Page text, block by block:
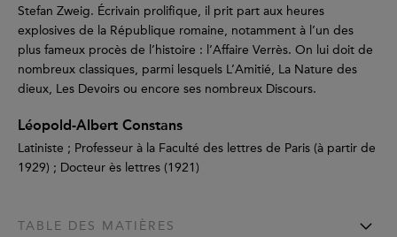
Stefan Zweig. Écrivain prolifique, il prit part aux heures
explosives de la République romaine, notamment à l’un des
plus fameux procès de l’histoire : l’Affaire Verrès. On lui doit de
nombreux classiques, parmi lesquels L’Amitié, La Nature des
dieux, Les Devoirs ou encore ses nombreux Discours.
Léopold-Albert Constans
Latiniste ; Professeur à la Faculté des lettres de Paris (à partir de
1929) ; Docteur ès lettres (1921)
TABLE DES MATIÈRES